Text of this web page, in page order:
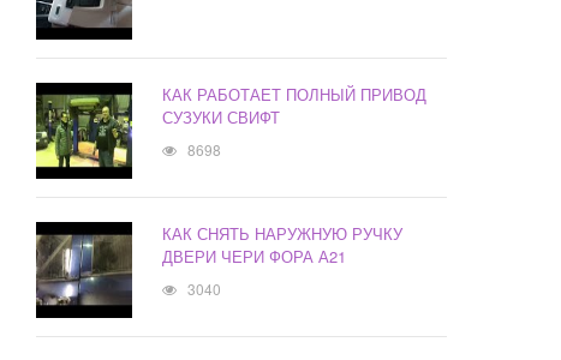
КАК РАБОТАЕТ ПОЛНЫЙ ПРИВОД
СУЗУКИ СВИФТ
8698
КАК СНЯТЬ НАРУЖНУЮ РУЧКУ
ДВЕРИ ЧЕРИ ФОРА А21
3040